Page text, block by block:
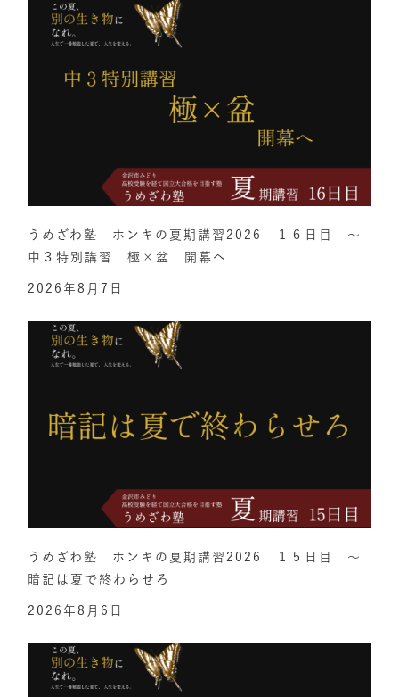
うめざわ塾 ホンキの夏期講習2026 １６日目 ～
中３特別講習 極×盆 開幕へ
2026年8月7日
うめざわ塾 ホンキの夏期講習2026 １５日目 ～
暗記は夏で終わらせろ
2026年8月6日